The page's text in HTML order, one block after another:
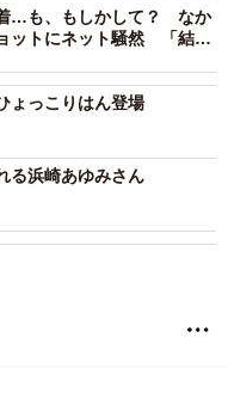
…も、もしかして？ なか
ットにネット騒然 「結婚
ょっこりはん登場
る浜崎あゆみさん